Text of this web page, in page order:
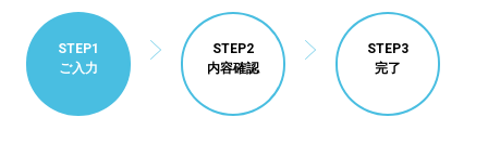
STEP1
ご入力
STEP2
内容確認
STEP3
完了